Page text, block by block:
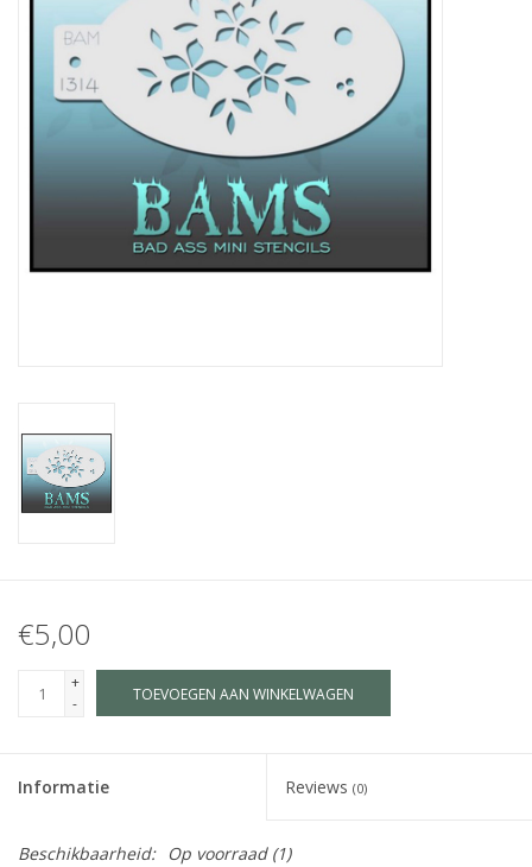
kinderkamer
eten & drinken
€5,00
+
-
TOEVOEGEN AAN WINKELWAGEN
Informatie Reviews (0)
Beschikbaarheid: Op voorraad(1)